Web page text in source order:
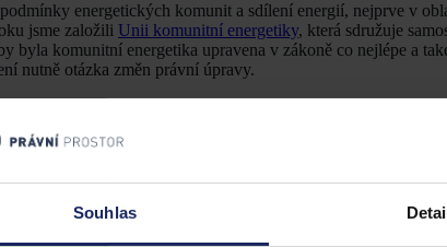
Souhlas
energetických komunit a sdílení energií, nejprve v
jsme založili Unii komunitní energetiky, která sdružuje
byla komunitní energetika upravena v zákoně co nejlépe a
nutně otázka změn právní úpravy.
právo inovaci v oblasti energetiky?
co se týče klimatu. Právě snaha o klimatickou neutralitu,
řešení.
na které se musíme zaměřit, průmysl, stavebnictví a